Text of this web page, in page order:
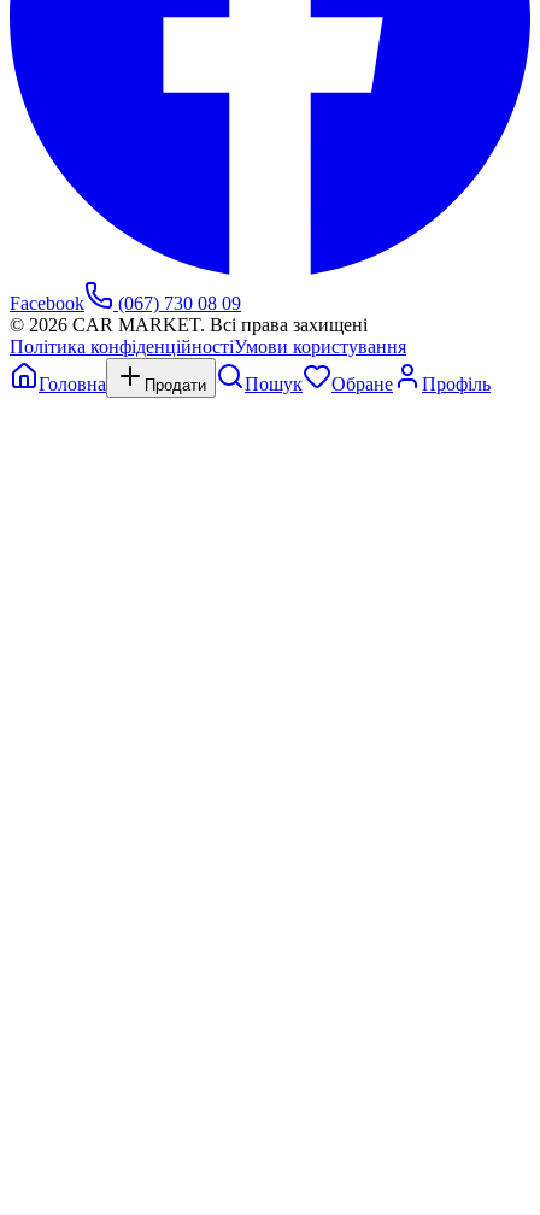
Facebook
(067) 730 08 09
© 2026 CAR MARKET. Всі права захищені
Політика конфіденційностіУмови користування
Головна
Продати Пошук Обране Профіль